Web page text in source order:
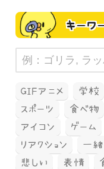
キーワ
GIFアニメ 学校
スポーツ
食べ物
アイコン
ゲーム
リアクション
一緒
悲しい
表情